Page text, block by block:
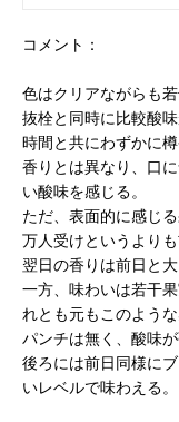
コメント：
色はクリアながらも
抜栓と同時に比較酸
時間と共にわずかに
香りとは異なり、口
い酸味を感じる。
ただ、表面的に感じ
万人受けというより
翌日の香りは前日と
一方、味わいは若干
れとも元もこのよう
パンチは無く、酸味
後ろには前日同様に
いレベルで味わえる。